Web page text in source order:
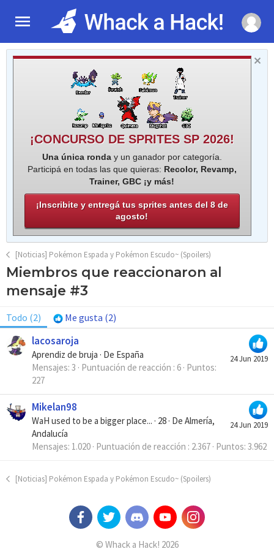
¡CONCURSO DE SPRITES SP 2026!
Una única ronday un ganador por categoría.
Participá en todas las que quieras: Recolor, Revamp,
Trainer, GBC ¡y más!
¡Inscribite y entregá tus sprites antes del 8 de
agosto!
[Noticias] Pokémon Espada y Pokémon Escudo~ (Spoilers)
Miembros que reaccionaron al
mensaje #3
Todo (2) Me gusta (2)
24 Jun 2019
lacosaroja
Aprendiz de bruja · De España
Mensajes 3 Puntuación de reacción 6 Puntos
227
24 Jun 2019
Mikelan98
WaH used to be a bigger place... · 28 · De Almería,
Andalucía
Mensajes 1.020 Puntuación de reacción 2.367 Puntos 3.962
[Noticias] Pokémon Espada y Pokémon Escudo~ (Spoilers)
© Whack a Hack! 2026